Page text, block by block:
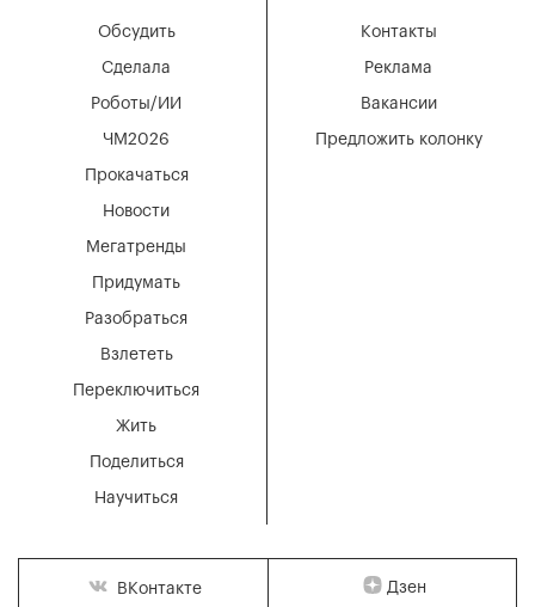
Мегатренды
Придумать
Разобраться
Взлететь
Новости
Переключиться
Жить
Поделиться
Научиться
Обсудить
Сделала
Роботы/ИИ
ЧМ2026
Прокачаться
Вакансии
Реклама
Контакты
Предложить колонку
ВКонтакте Дзен